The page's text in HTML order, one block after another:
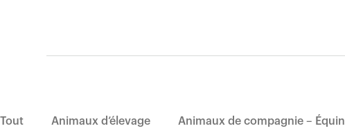
Tout Animaux d’élevage Animaux de compagnie – Équin